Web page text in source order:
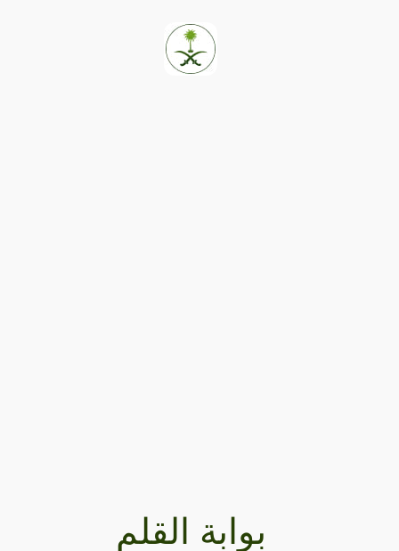
بوابة القلم